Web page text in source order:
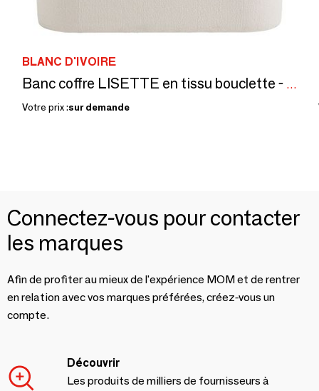
BLANC D'IVOIRE
Banc coffre LISETTE en tissu bouclette - Crème
Votre prix :sur demande
Connectez-vous pour contacter
les marques
Afin de profiter au mieux de l'expérience MOM et de rentrer
en relation avec vos marques préférées, créez-vous un
compte.
Découvrir
Les produits de milliers de fournisseurs à